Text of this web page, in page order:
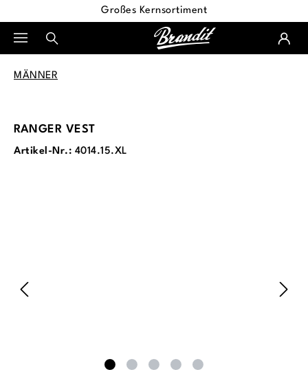
Großes Kernsortiment
MÄNNER
RANGER VEST
Artikel-Nr.: 4014.15.XL